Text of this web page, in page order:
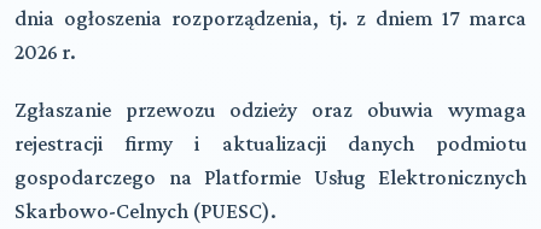
dnia ogłoszenia rozporządzenia, tj. z dniem 17 marca
2026 r.
Zgłaszanie przewozu odzieży oraz obuwia wymaga
rejestracji firmy i aktualizacji danych podmiotu
gospodarczego na Platformie Usług Elektronicznych
Skarbowo-Celnych (PUESC).